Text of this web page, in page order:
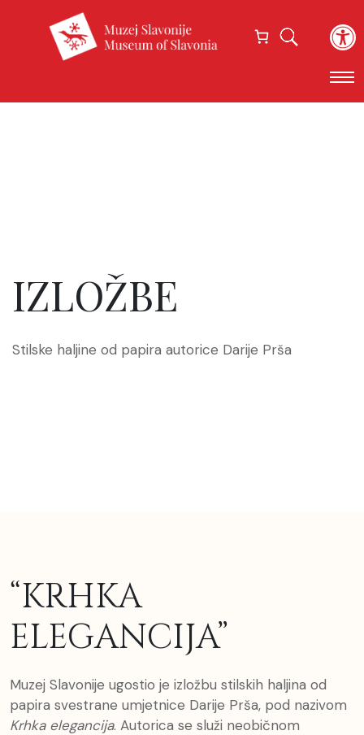
IZLOŽBE
Stilske haljine od papira autorice Darije Prša
“KRHKA
ELEGANCIJA”
Muzej Slavonije ugostio je izložbu stilskih haljina od
papira svestrane umjetnice Darije Prša, pod nazivom
Krhka elegancija. Autorica se služi neobičnom